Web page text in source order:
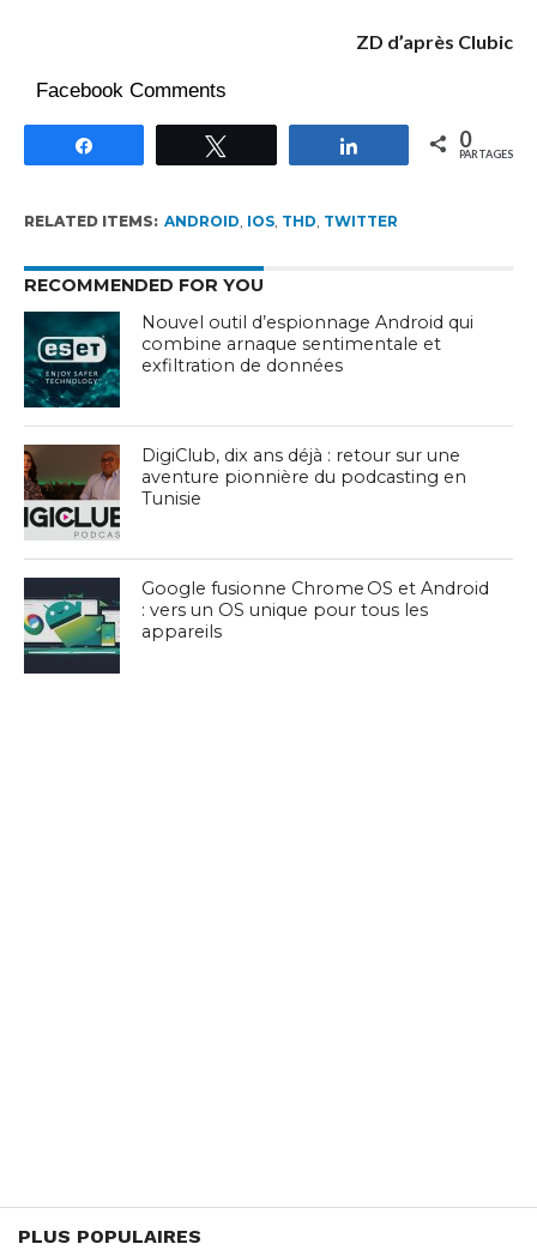
ZD d’après Clubic
Facebook Comments
Partagez 0
PARTAGES
RELATED ITEMS: ANDROID IOS, THD TWITTER
RECOMMENDED FOR YOU
Nouvel outil d’espionnage Android qui
combine arnaque sentimentale et
exfiltration de données
DigiClub, dix ans déjà : retour sur une
aventure pionnière du podcasting en
Tunisie
Google fusionne Chrome OS et Android
: vers un OS unique pour tous les
appareils
PLUS POPULAIRES